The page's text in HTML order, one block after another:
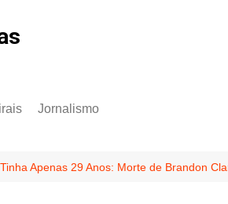
Jornalismo
Apenas 29 Anos: Morte de Brandon